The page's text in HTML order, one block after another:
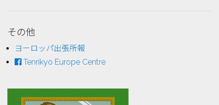
その他
ヨーロッパ出張所報
Tenrikyo Europe Centre